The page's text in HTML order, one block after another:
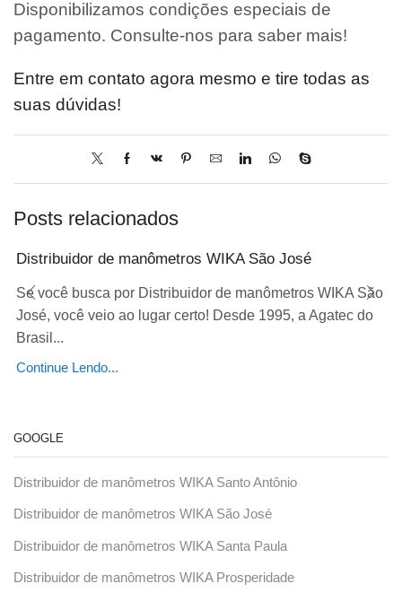
Disponibilizamos condições especiais de
pagamento. Consulte-nos para saber mais!
Entre em contato agora mesmo e tire todas as
suas dúvidas!
Posts relacionados
Distribuidor de manômetros WIKA São José
Se você busca por Distribuidor de manômetros WIKA São
José, você veio ao lugar certo! Desde 1995, a Agatec do
Brasil...
Continue Lendo...
GOOGLE
Distribuidor de manômetros WIKA Santo Antônio
Distribuidor de manômetros WIKA São José
Distribuidor de manômetros WIKA Santa Paula
Distribuidor de manômetros WIKA Prosperidade